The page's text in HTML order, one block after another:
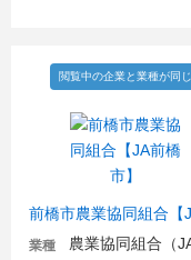
閲覧中の企業と業種が同じ
業種